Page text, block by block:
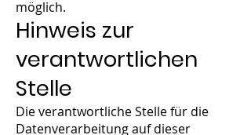
möglich.
Hinweis zur
verantwortlichen
Stelle
Die verantwortliche Stelle für die
Datenverarbeitung auf dieser